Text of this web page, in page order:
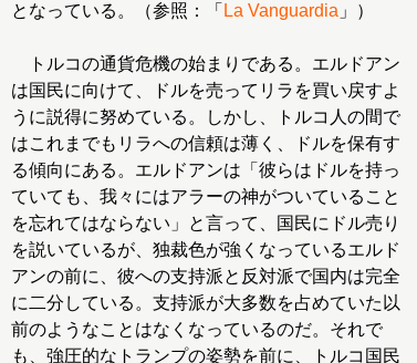
となっている。（参照：「 La Vanguardia 」）
トルコの通貨危機の始まりである。エルドアン
は国民に向けて、ドルを売ってリラを買い戻すよ
うに説得に努めている。しかし、トルコ人の間で
はこれまでもリラへの信頼は薄く、ドルを保有す
る傾向にある。エルドアンは「彼らはドルを持っ
ていても、我々にはアラーの神がついていること
を忘れてはならない」と言って、国民にドル売り
を説いているが、独裁色が強くなっているエルド
アンの前に、彼への支持派と反対派で国内は完全
に二分している。支持派が大多数を占めていた以
前のようなことはなくなっているのだ。それで
も、強圧的なトランプの姿勢を前に、トルコ国民